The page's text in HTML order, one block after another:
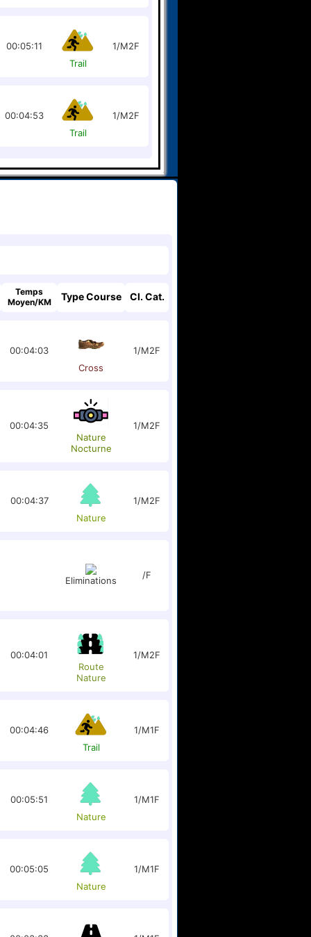
00:05:11
Trail
1/M2F
00:04:53
Trail
1/M2F
Temps
Moyen/KM
Type Course Cl. Cat.
00:04:03
Cross
1/M2F
00:04:35
Nature
Nocturne
1/M2F
00:04:37
Nature
1/M2F
Eliminations /F
00:04:01
Route
Nature
1/M2F
00:04:46
Trail
1/M1F
00:05:51
Nature
1/M1F
00:05:05
Nature
1/M1F